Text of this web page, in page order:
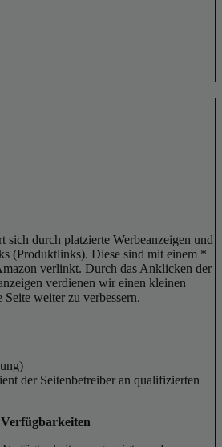
sich durch platzierte Werbeanzeigen und
(Produktlinks). Diese sind mit einem *
verlinkt. Durch das Anklicken der
verdienen wir einen kleinen
weiter zu verbessern.
der Seitenbetreiber an qualifizierten